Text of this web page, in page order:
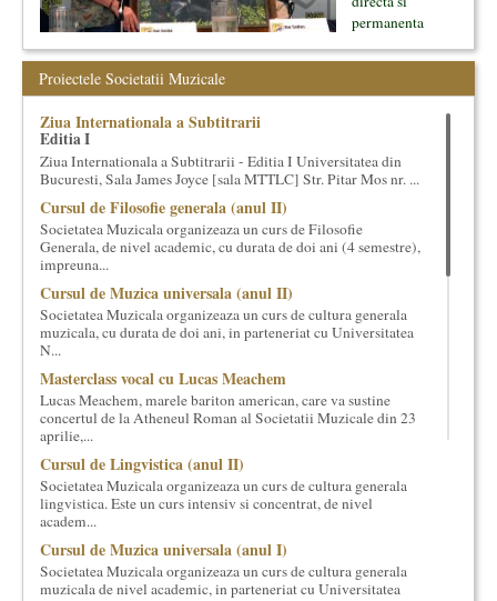
permanenta
oamenii ei, pe
inceput cu muzica clasica - si de aici numele -, insa acum
dezvoltam proiecte si in alte domenii ale culturii.
Facem management cultural, dezvoltam si administram proiecte
proprii sau preluate, modele si sisteme de finantare, marketing
cultural si consultanta. Organizam concursuri, concerte si
evenimente culturale, private sau publice, tinem cursuri de
cultura generala muzicala, teatrala, filosofica si de alte feluri.
Cuvinte in plus despre proiect, despre cei care il administreaza si
cei care il finantateaza sunt in rubricile de mai jos.
Proiectele Societatii Muzicale
Ziua Internationala a Subtitrarii
Editia I
Ziua Internationala a Subtitrarii - Editia I Universitatea din
Bucuresti, Sala James Joyce [sala MTTLC] Str. Pitar Mos nr. ...
Cursul de Filosofie generala (anul II)
Societatea Muzicala organizeaza un curs de Filosofie
Generala, de nivel academic, cu durata de doi ani (4 semestre),
impreuna...
Cursul de Muzica universala (anul II)
Societatea Muzicala organizeaza un curs de cultura generala
muzicala, cu durata de doi ani, in parteneriat cu Universitatea
N...
Masterclass vocal cu Lucas Meachem
Lucas Meachem, marele bariton american, care va sustine
concertul de la Atheneul Roman al Societatii Muzicale din 23
aprilie,...
Cursul de Lingvistica (anul II)
Societatea Muzicala organizeaza un curs de cultura generala
lingvistica. Este un curs intensiv si concentrat, de nivel
academ...
Cursul de Muzica universala (anul I)
Societatea Muzicala organizeaza un curs de cultura generala
muzicala de nivel academic, in parteneriat cu Universitatea